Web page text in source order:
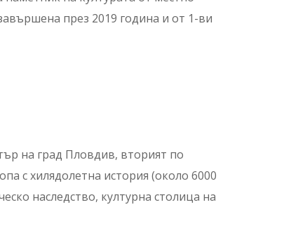
през 2019 година и от 1-ви
на град Пловдив, вторият по
с хилядолетна история (около 6000
наследство, културна столица на